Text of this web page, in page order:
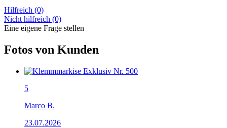
Hilfreich (0)
Nicht hilfreich (0)
Eine eigene Frage stellen
Fotos von Kunden
5
Marco B.
23.07.2026